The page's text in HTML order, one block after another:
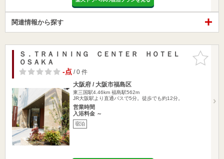
関連情報から探す
お気に入
りに追加
Ｓ．ＴＲＡＩＮＩＮＧ ＣＥＮＴＥＲ ＨＯＴＥＬ
ＯＳＡＫＡ
-点/ 0 件
大阪府 / 大阪市福島区
東三国駅4.46km 福島駅562m
JR大阪駅より直通バスで5分。徒歩でも約12分。
営業時間
入浴料金 ～
宿泊